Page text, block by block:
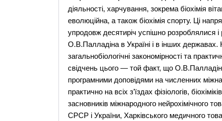
діяльності, харчування, зокрема біохімія
еволюційна, а також біохімія спорту. Ці
упродовж десятиріч успішно розроблялися
О.В.Палладіна в Україні і в інших
загальнобіологічні закономірності та
свідчень цього — той факт, що
програмними доповідями на численних
практично на всіх з’їздах фізіологів,
засновників міжнародного нейрохімічного
СРСР і України, Харківського медичного